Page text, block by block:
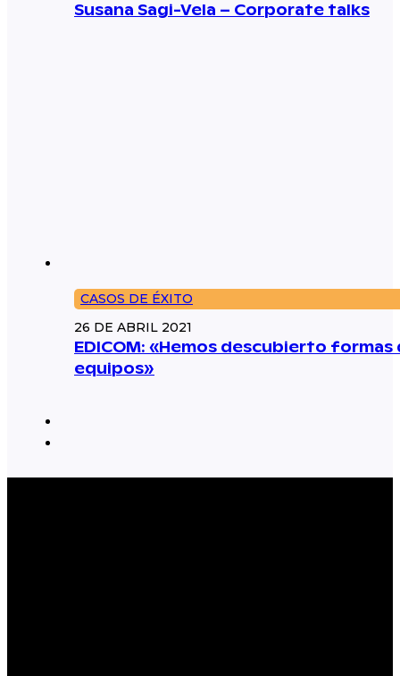
Susana Sagi-Vela – Corporate talks
CASOS DE ÉXITO
26 DE ABRIL 2021
EDICOM: «Hemos descubierto
equipos»